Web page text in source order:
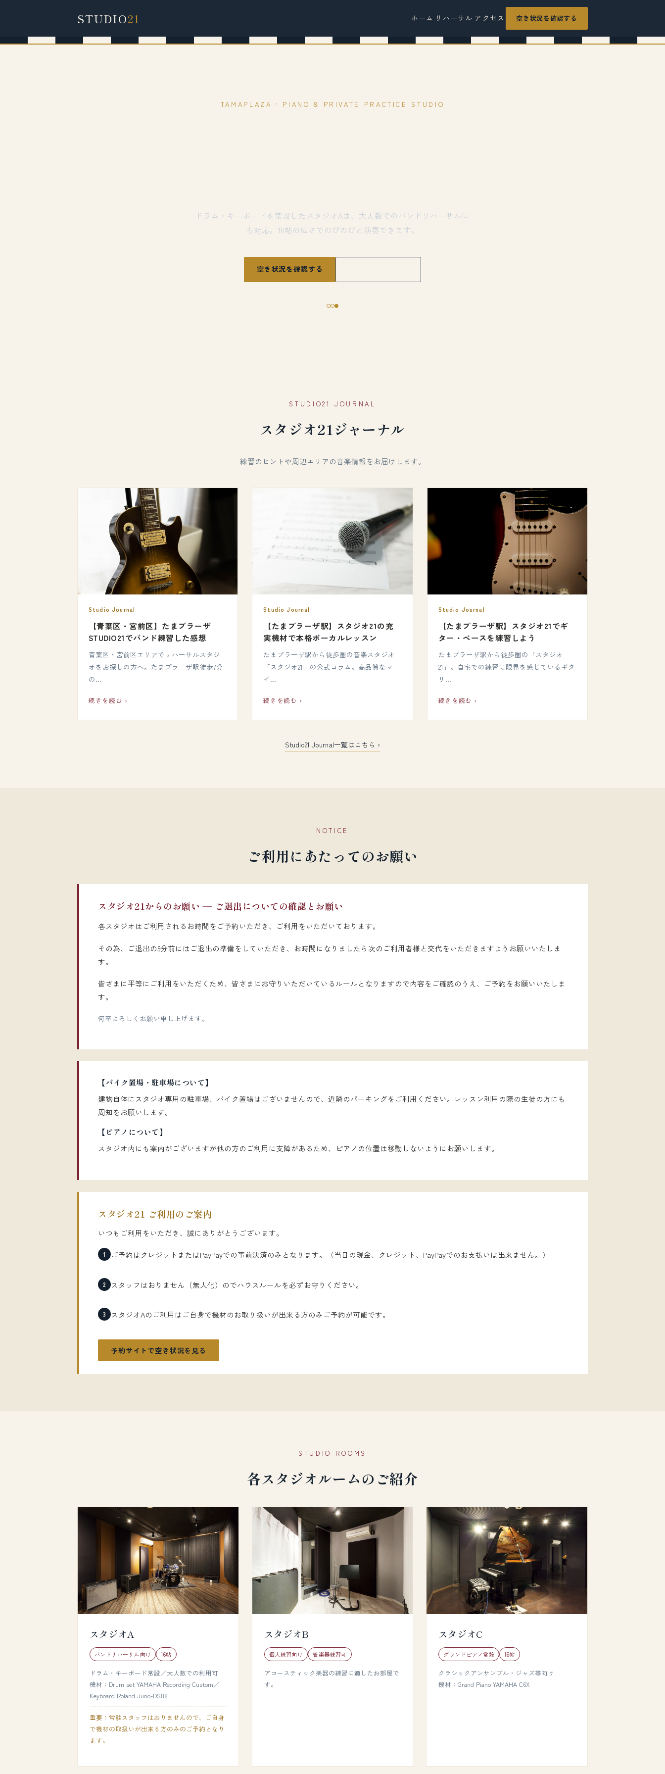
STUDIO21 ホーム リハーサル アクセス 空き状況を確認する
TAMAPLAZA · PIANO & PRIVATE PRACTICE STUDIO
ドラム・キーボードを常設したスタジオAは、大人数でのバンドリハーサルに
も対応。16帖の広さでのびのびと演奏できます。
空き状況を確認する
STUDIO21 JOURNAL
スタジオ21ジャーナル
練習のヒントや周辺エリアの音楽情報をお届けします。
Studio Journal
【青葉区・宮前区】たまプラーザ
STUDIO21でバンド練習した感想
青葉区・宮前区エリアでリハーサルスタジ
オをお探しの方へ。たまプラーザ駅徒歩7分
の…
続きを読む ›
Studio Journal
【たまプラーザ駅】スタジオ21の充
実機材で本格ボーカルレッスン
たまプラーザ駅から徒歩圏の音楽スタジオ
「スタジオ21」の公式コラム。高品質なマ
イ…
続きを読む ›
Studio Journal
【たまプラーザ駅】スタジオ21でギ
ター・ベースを練習しよう
たまプラーザ駅から徒歩圏の「スタジオ
21」。自宅での練習に限界を感じているギタ
リ…
続きを読む ›
Studio21 Journal一覧はこちら ›
NOTICE
ご利用にあたってのお願い
スタジオ21からのお願い ― ご退出についての確認とお願い
各スタジオはご利用されるお時間をご予約いただき、ご利用をいただいております。
その為、ご退出の5分前にはご退出の準備をしていただき、お時間になりましたら次のご利用者様と交代をいただきますようお願いいたしま
す。
皆さまに平等にご利用をいただくため、皆さまにお守りいただいているルールとなりますので内容をご確認のうえ、ご予約をお願いいたしま
す。
何卒よろしくお願い申し上げます。
【バイク置場・駐車場について】
建物自体にスタジオ専用の駐車場、バイク置場はございませんので、近隣のパーキングをご利用ください。レッスン利用の際の生徒の方にも
周知をお願いします。
【ピアノについて】
スタジオ内にも案内がございますが他の方のご利用に支障があるため、ピアノの位置は移動しないようにお願いします。
スタジオ21 ご利用のご案内
いつもご利用をいただき、誠にありがとうございます。
1 ご予約はクレジットまたはPayPayでの事前決済のみとなります。（当日の現金、クレジット、PayPayでのお支払いは出来ません。）
2 スタッフはおりません（無人化）のでハウスルールを必ずお守りください。
3 スタジオAのご利用はご自身で機材のお取り扱いが出来る方のみご予約が可能です。
予約サイトで空き状況を見る
STUDIO ROOMS
各スタジオルームのご紹介
スタジオA
バンドリハーサル向け 16帖
ドラム・キーボード常設／大人数での利用可
機材：Drum set YAMAHA Recording Custom／
Keyboard Roland Juno-DS88
重要：常駐スタッフはおりませんので、ご自身
で機材の取扱いが出来る方のみのご予約となり
ます。
スタジオB
個人練習向け 管楽器練習可
アコースティック楽器の練習に適したお部屋で
す。
スタジオC
グランドピアノ常設 16帖
クラシックアンサンブル・ジャズ等向け
機材：Grand Piano YAMAHA C6X